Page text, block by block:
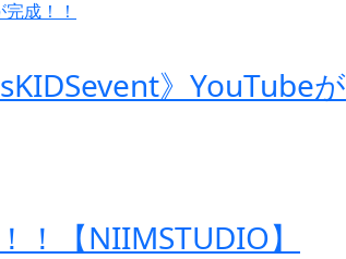
》YouTubeが
【NIIMSTUDIO】